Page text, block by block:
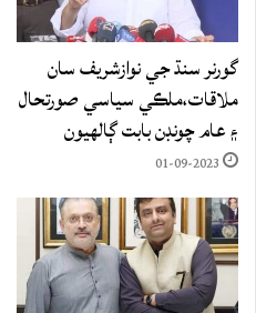
گورنر سنڌ جي نوازشريف سان
ملاقات،ملڪي سياسي صورتحال
۽ عام چونڊن بابت ڳالهيون
01-09-2023